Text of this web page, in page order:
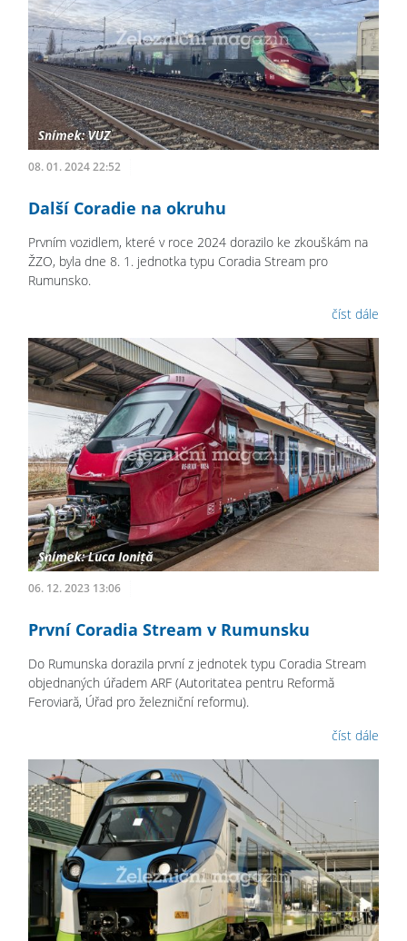
08. 01. 2024 22:52
Další Coradie na okruhu
Prvním vozidlem, které v roce 2024 dorazilo ke zkouškám na
ŽZO, byla dne 8. 1. jednotka typu Coradia Stream pro
Rumunsko.
číst dále
06. 12. 2023 13:06
První Coradia Stream v Rumunsku
Do Rumunska dorazila první z jednotek typu Coradia Stream
objednaných úřadem ARF (Autoritatea pentru Reformă
Feroviară, Úřad pro železniční reformu).
číst dále